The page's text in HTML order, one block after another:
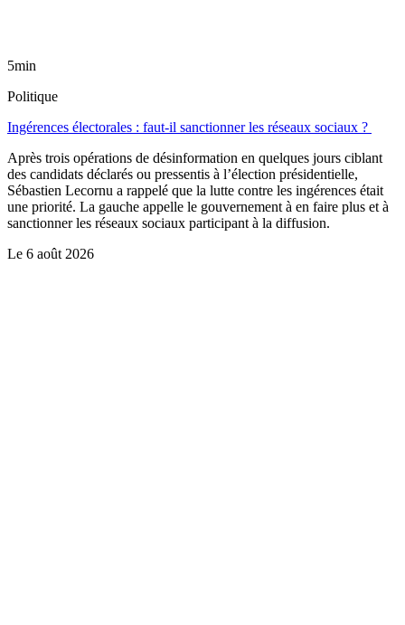
5min
Politique
Ingérences électorales : faut-il sanctionner les réseaux sociaux ?
Après trois opérations de désinformation en quelques jours ciblant
des candidats déclarés ou pressentis à l’élection présidentielle,
Sébastien Lecornu a rappelé que la lutte contre les ingérences était
une priorité. La gauche appelle le gouvernement à en faire plus et à
sanctionner les réseaux sociaux participant à la diffusion.
Le 6 août 2026